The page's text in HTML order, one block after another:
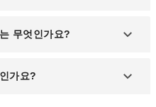
준비하면 더욱 유용합
과 다르므로 변환 플러
변덕스러울 수 있으니 우
무엇인가요?
모든 행동과 발언이 엄
가요?